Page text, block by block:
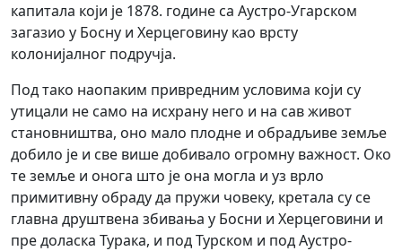
капитала који jе 1878. године са Аустро-Угарском
загазио у Босну и Херцеговину као врсту
колонијалног подручја.
Под тако наопаким привредним условима који су
утицали не само на исхрану него и на сав живот
становништва, оно мало плодне и обрадљиве земље
добило је и све више добивало огромну важност. Око
те земље и онога што је она могла и уз врло
примитивну обраду да пружи човеку, кретала су се
главна друштвена збивања у Босни и Херцеговини и
пре доласка Турака, и под Турском и под Аустро-